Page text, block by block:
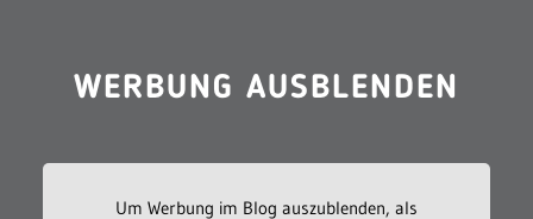
WERBUNG AUSBLENDEN
Um Werbung im Blog auszublenden, als